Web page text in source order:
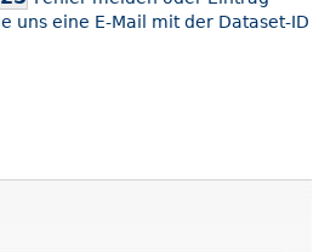
uns eine E-Mail mit der Dataset-ID